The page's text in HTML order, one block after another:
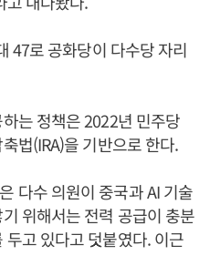
47로 공화당이 다수당 자리
는 정책은 2022년 민주당
법(IRA)을 기반으로 한다.
다수 의원이 중국과 AI 기술
위해서는 전력 공급이 충분
고 있다고 덧붙였다. 이근